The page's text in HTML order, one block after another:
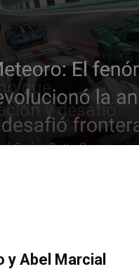
que
y desafió
y Abel Marcial